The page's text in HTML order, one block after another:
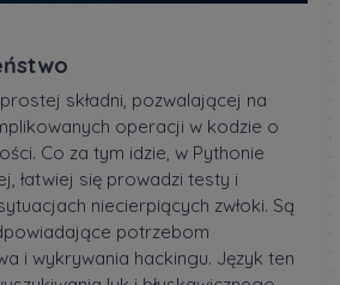
składni, pozwalającej na
operacji w kodzie o
Co za tym idzie, w Pythonie
łatwiej się prowadzi testy i
niecierpiących zwłoki. Są
potrzebom
i wykrywania hackingu. Język ten